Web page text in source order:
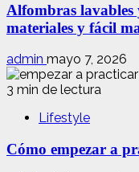
Alfombras lavables
materiales y fácil
admin mayo 7, 2026
3 min de lectura
Lifestyle
Cómo empezar a